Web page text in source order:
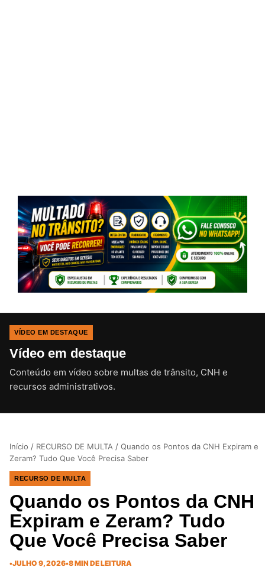
VÍDEO EM DESTAQUE
Vídeo em destaque
Conteúdo em vídeo sobre multas de trânsito, CNH e
recursos administrativos.CLIQUE PARA ATIVAR O SOM
Início / RECURSO DE MULTA / Quando os Pontos da CNH Expiram e
Zeram? Tudo Que Você Precisa Saber
RECURSO DE MULTA
Quando os Pontos da CNH
Expiram e Zeram? Tudo
Que Você Precisa Saber
•JULHO 9, 2026•8 MIN DE LEITURA